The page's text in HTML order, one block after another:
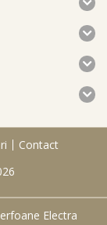
Contact
Electra